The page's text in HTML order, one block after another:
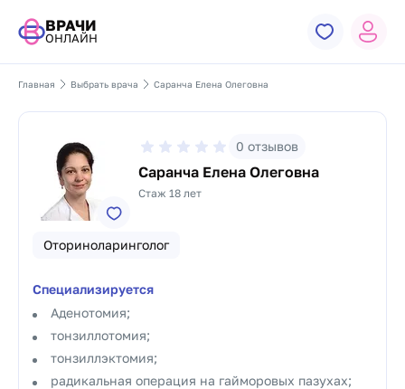
ВРАЧИ
ОНЛАЙН
Главная Выбрать врача Саранча Елена Олеговна
0 отзывов
Саранча Елена Олеговна
Стаж 18 лет
Оториноларинголог
Специализируется
Аденотомия;
тонзиллотомия;
тонзиллэктомия;
радикальная операция на гайморовых пазухах;